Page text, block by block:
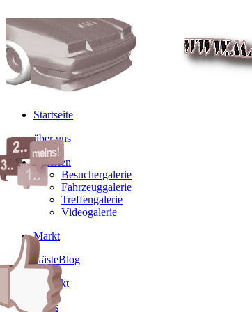
Startseite
über uns
Galerien
Besuchergalerie
Fahrzeuggalerie
Treffengalerie
Videogalerie
Markt
GästeBlog
Kontakt
Links